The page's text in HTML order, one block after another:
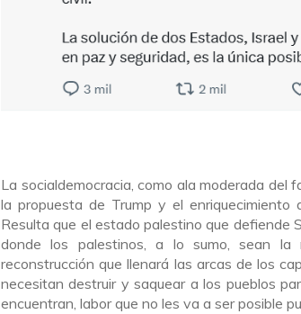
La socialdemocracia, como ala moderada del
la propuesta de Trump y el enriquecimiento
Resulta que el estado palestino que defiende
donde los palestinos, a lo sumo, sean
reconstrucción que llenará las arcas de los
necesitan destruir y saquear a los pueblos
encuentran, labor que no les va a ser posible